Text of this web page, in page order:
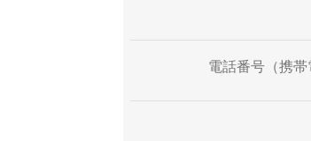
電話番号（携帯